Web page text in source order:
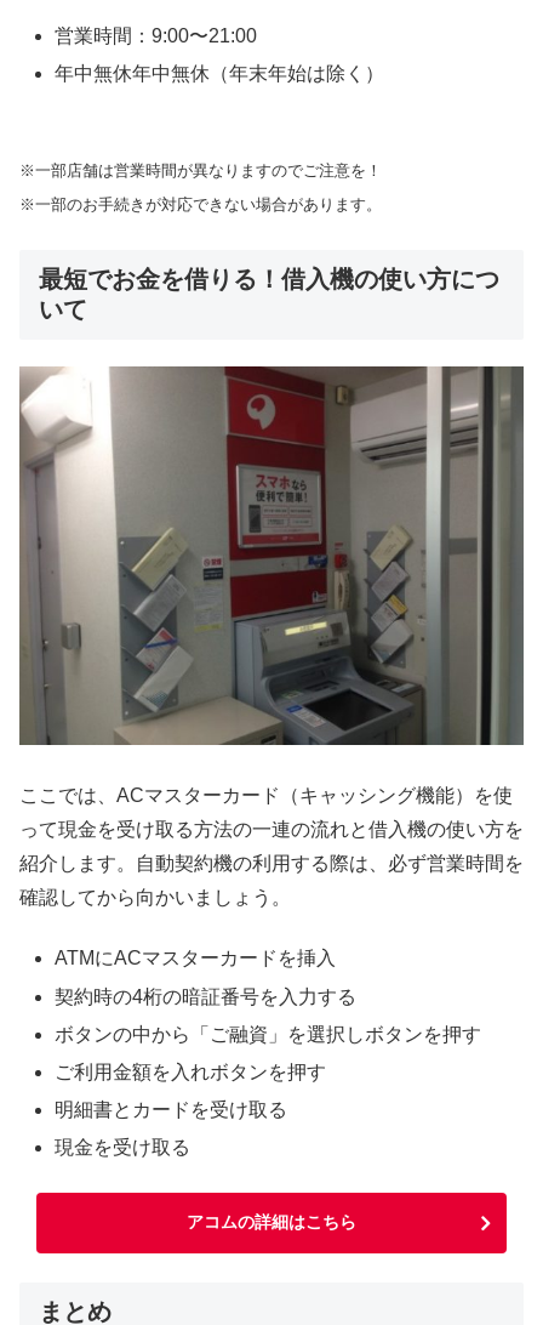
営業時間：9:00〜21:00
年中無休年中無休（年末年始は除く）
※一部店舗は営業時間が異なりますのでご注意を！
※一部のお手続きが対応できない場合があります。
最短でお金を借りる！借入機の使い方につ
いて
ここでは、ACマスターカード（キャッシング機能）を使
って現金を受け取る方法の一連の流れと借入機の使い方を
紹介します。自動契約機の利用する際は、必ず営業時間を
確認してから向かいましょう。
ATMにACマスターカードを挿入
契約時の4桁の暗証番号を入力する
ボタンの中から「ご融資」を選択しボタンを押す
ご利用金額を入れボタンを押す
明細書とカードを受け取る
現金を受け取る
アコムの詳細はこちら
まとめ